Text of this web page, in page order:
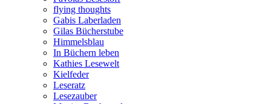
flying thoughts
Gabis Laberladen
Gilas Bücherstube
Himmelsblau
In Büchern leben
Kathies Lesewelt
Kielfeder
Leseratz
Lesezauber